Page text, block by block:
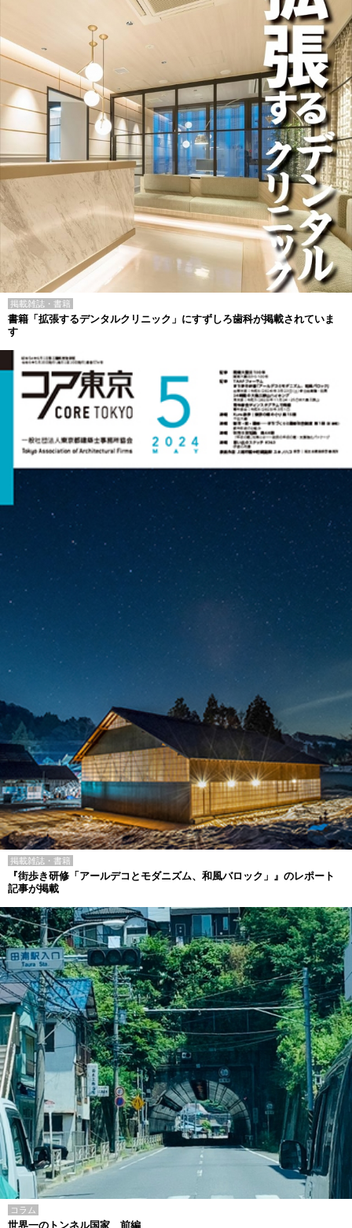
掲載雑誌・書籍
書籍「拡張するデンタルクリニック」にすずしろ歯科が掲載されていま
す
掲載雑誌・書籍
『街歩き研修「アールデコとモダニズム、和風バロック」』のレポート
記事が掲載
コラム
世界一のトンネル国家 前編